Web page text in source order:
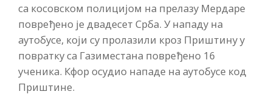
са косовском полицијом на прелазу Мердаре
повређено је двадесет Срба. У нападу на
аутобусе, који су пролазили кроз Приштину у
повратку са Газиместана повређено 16
ученика. Кфор осудио нападе на аутобусе код
Приштине.